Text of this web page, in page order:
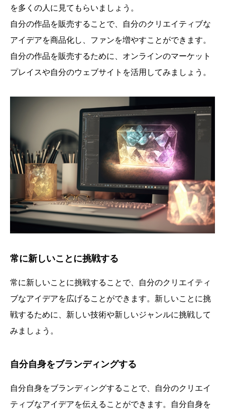
を多くの人に見てもらいましょう。
自分の作品を販売することで、自分のクリエイティブな
アイデアを商品化し、ファンを増やすことができます。
自分の作品を販売するために、オンラインのマーケット
プレイスや自分のウェブサイトを活用してみましょう。
常に新しいことに挑戦する
常に新しいことに挑戦することで、自分のクリエイティ
ブなアイデアを広げることができます。新しいことに挑
戦するために、新しい技術や新しいジャンルに挑戦して
みましょう。
自分自身をブランディングする
自分自身をブランディングすることで、自分のクリエイ
ティブなアイデアを伝えることができます。自分自身を